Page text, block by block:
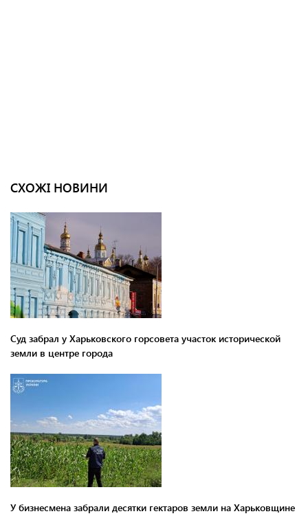
СХОЖІ НОВИНИ
Суд забрал у Харьковского горсовета участок исторической
земли в центре города
У бизнесмена забрали десятки гектаров земли на Харьковщине